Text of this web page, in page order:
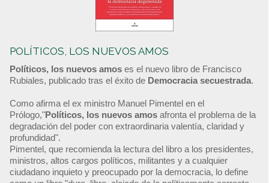
POLÍTICOS, LOS NUEVOS AMOS
Políticos, los nuevos amos es el nuevo libro de Francisco
Rubiales, publicado tras el éxito de Democracia secuestrada.
Como afirma el ex ministro Manuel Pimentel en el
Prólogo,"Políticos, los nuevos amos afronta el problema de la
degradación del poder con extraordinaria valentía, claridad y
profundidad".
Pimentel, que recomienda la lectura del libro a los presidentes,
ministros, altos cargos políticos, militantes y a cualquier
ciudadano inquieto y preocupado por la democracia, lo define